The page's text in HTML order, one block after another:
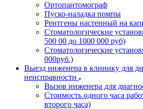
Ортопантомограф
Пуско-наладка помпы
Рентгены настенный на
Стоматологические
500 00 до 1000 000 руб)
Стоматологические
000руб.)
Выезд инженера в клинику для
неисправности
Вызов инженера для
Стоимость одного часа
второго часа)